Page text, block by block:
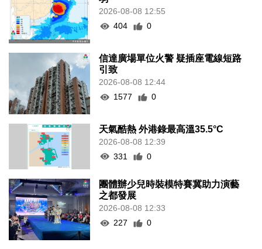
2026-08-08 12:55
404
0
信達廣場單位火警 疑插座電線短路
引致
2026-08-08 12:44
1577
0
天氣酷熱 外港錄最高溫35.5°C
2026-08-08 12:39
331
0
團體辦少兒時裝模特賽冀助力演藝
之都發展
2026-08-08 12:33
227
0